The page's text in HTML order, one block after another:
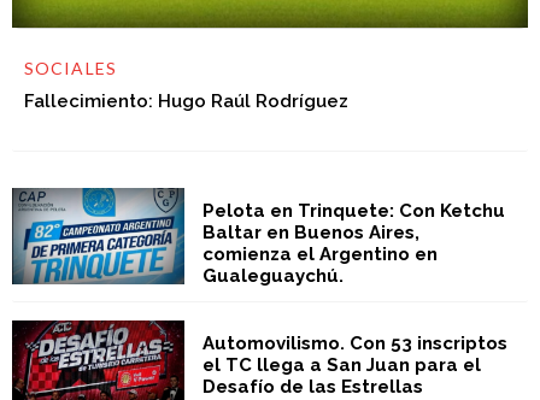
SOCIALES
Fallecimiento: Hugo Raúl Rodríguez
Pelota en Trinquete: Con Ketchu
Baltar en Buenos Aires,
comienza el Argentino en
Gualeguaychú.
Automovilismo. Con 53 inscriptos
el TC llega a San Juan para el
Desafío de las Estrellas